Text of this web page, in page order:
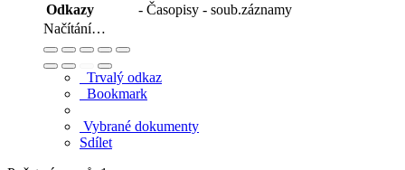
Odkazy
- Časopisy - soub.záznamy
Načítání…
Trvalý odkaz
Bookmark
Vybrané dokumenty
Sdílet